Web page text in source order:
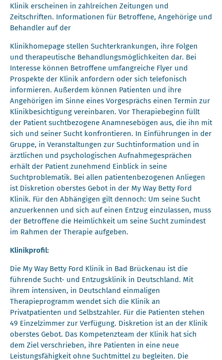
Klinik erscheinen in zahlreichen Zeitungen und
Zeitschriften. Informationen für Betroffene, Angehörige und
Behandler auf der
Klinikhomepage stellen Suchterkrankungen, ihre Folgen
und therapeutische Behandlungsmöglichkeiten dar. Bei
Interesse können Betroffene umfangreiche Flyer und
Prospekte der Klinik anfordern oder sich telefonisch
informieren. Außerdem können Patienten und ihre
Angehörigen im Sinne eines Vorgesprächs einen Termin zur
Klinikbesichtigung vereinbaren. Vor Therapiebeginn füllt
der Patient suchtbezogene Anamnesebögen aus, die ihn mit
sich und seiner Sucht konfrontieren. In Einführungen in der
Gruppe, in Veranstaltungen zur Suchtinformation und in
ärztlichen und psychologischen Aufnahmegesprächen
erhält der Patient zunehmend Einblick in seine
Suchtproblematik. Bei allen patientenbezogenen Anliegen
ist Diskretion oberstes Gebot in der My Way Betty Ford
Klinik. Für den Abhängigen gilt dennoch: Um seine Sucht
anzuerkennen und sich auf einen Entzug einzulassen, muss
der Betroffene die Heimlichkeit um seine Sucht zumindest
im Rahmen der Therapie aufgeben.
Klinikprofil:
Die My Way Betty Ford Klinik in Bad Brückenau ist die
führende Sucht- und Entzugsklinik in Deutschland. Mit
ihrem intensiven, in Deutschland einmaligen
Therapieprogramm wendet sich die Klinik an
Privatpatienten und Selbstzahler. Für die Patienten stehen
49 Einzelzimmer zur Verfügung. Diskretion ist an der Klinik
oberstes Gebot. Das Kompetenzteam der Klinik hat sich
dem Ziel verschrieben, ihre Patienten in eine neue
Leistungsfähigkeit ohne Suchtmittel zu begleiten. Die